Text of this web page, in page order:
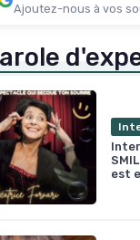
Ajoutez-nous à vos
est